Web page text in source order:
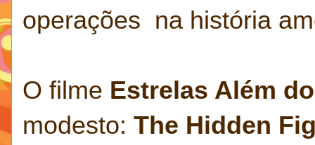
operações na história
O filme Estrelas Além
modesto: The Hidden